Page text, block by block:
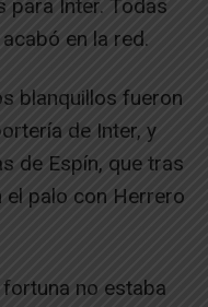
para Inter. Todas
en la red.
blanquillos fueron
de Inter, y
de Espín, que tras
palo con Herrero
no estaba